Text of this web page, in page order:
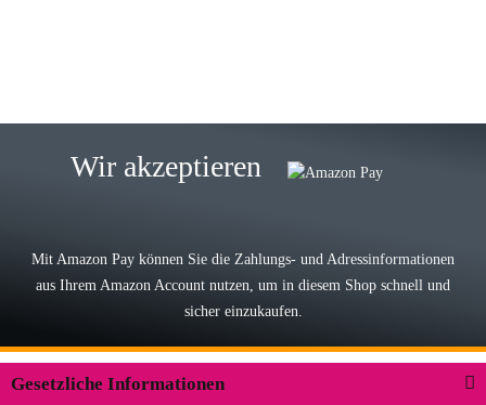
Lieferung, man kann bedenkenlos
Der Koffer macht einen sehr soliden
Wir akzeptieren
Mit Amazon Pay können Sie die Zahlungs- und Adressinformationen
aus Ihrem Amazon Account nutzen, um in diesem Shop schnell und
sicher einzukaufen.
Gesetzliche Informationen